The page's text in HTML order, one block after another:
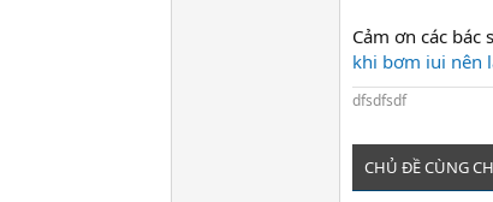
Cảm ơn các
khi bơm iui nên
dfsdfsdf
CHỦ ĐỀ CÙNG